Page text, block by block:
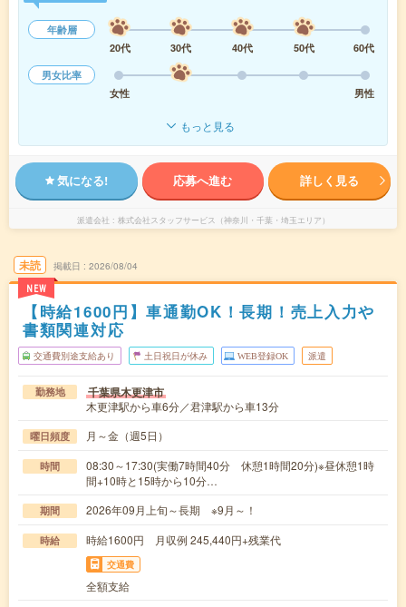
年齢層
20代
30代 40代 50代
60代
男女比率
女性
男性
もっと見る
気になる! 応募へ進む 詳しく見る
派遣会社 株式会社スタッフサービス（神奈川・千葉・埼玉エリア）
未読
NEW
掲載日 2026/08/04
【時給1600円】車通勤OK！長期！売上入力や
書類関連対応
交通費別途支給あり 土日祝日が休み WEB登録OK 派遣
勤務地 千葉県木更津市
木更津駅から車6分／君津駅から車13分
曜日頻度 月～金（週5日）
時間
08:30～17:30(実働7時間40分 休憩1時間20分)※昼休憩1時
間+10時と15時から10分…
期間 2026年09月上旬～長期 ※9月～！
時給 時給1600円 月収例 245,440円+残業代
交通費
全額支給